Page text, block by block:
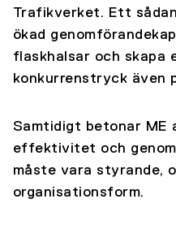
Trafikverket. Ett
ökad
flaskhalsar och
konkurrenstryck även
Samtidigt betonar ME
effektivitet och
måste vara styrande,
organisationsform.